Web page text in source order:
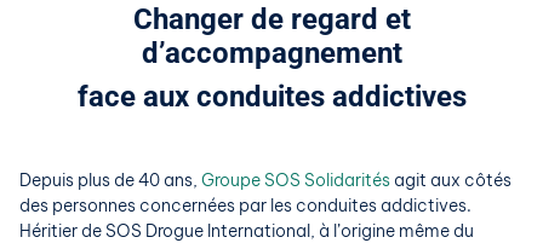
Changer de regard et
d’accompagnement
face aux conduites addictives
Depuis plus de 40 ans, Groupe SOS Solidarités agit aux côtés
des personnes concernées par les conduites addictives.
Héritier de SOS Drogue International, à l’origine même du